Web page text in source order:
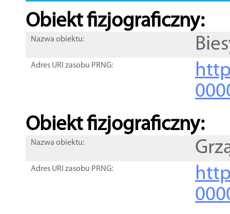
Obiekt fizjograficzny:
Nazwa obiektu:
Adres URI zasobu PRNG:
Obiekt fizjograficzny:
Nazwa obiektu:
Adres URI zasobu PRNG: